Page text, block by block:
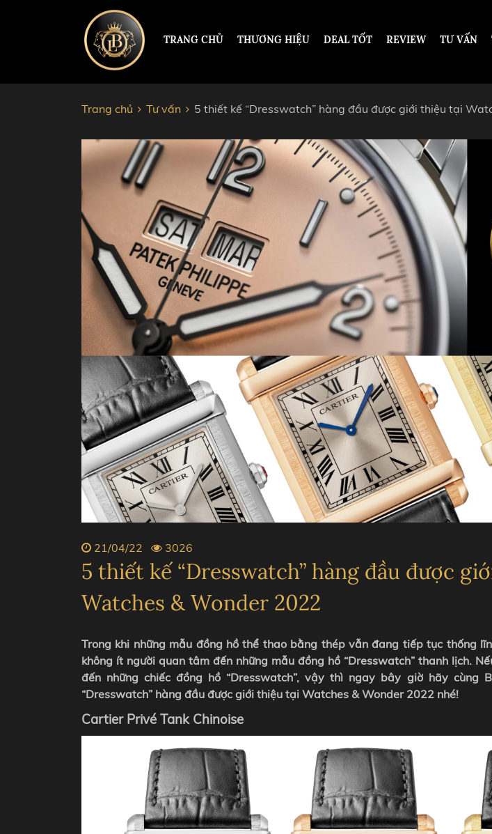
TRANG CHỦ THƯƠNG HIỆU
ĐỒNG HỒ HERMLE PAUL DESIGN
PATEK PHILIPPE ROLEX
RICHARD MILLE HUBLOT
CORUM AUDEMARS PIGUET
JACOB&CO
VACHERON CONSTANTIN CARTIER
ZENITH PIAGET
BVLGARI CHANEL
DEAL TỐT REVIEW TƯ VẤN
Trang chủ Tư vấn 5 thiết kế “Dresswatch” hàng đầu được giới thiệu tại
21/04/22 3026
5 thiết kế “Dresswatch” hàng đầu được
Watches & Wonder 2022
Trong khi những mẫu đồng hồ thể thao bằng thép vẫn đang tiếp tục thống
không ít người quan tâm đến những mẫu đồng hồ “Dresswatch” thanh lịch.
đến những chiếc đồng hồ “Dresswatch”, vậy thì ngay bây giờ hãy cùng
“Dresswatch” hàng đầu được giới thiệu tại Watches & Wonder 2022 nhé!
Cartier Privé Tank Chinoise